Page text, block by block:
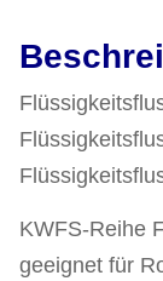
KWFS-Reihe
geeignet für